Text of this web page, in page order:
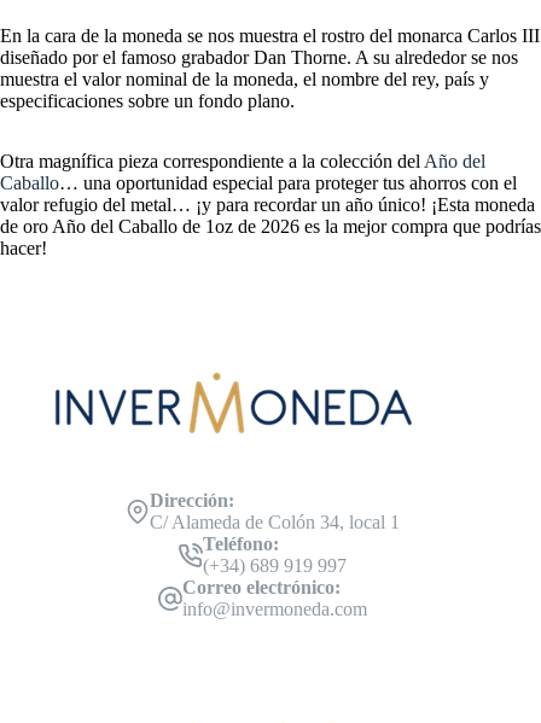
En la cara de la moneda se nos muestra el rostro del monarca Carlos III
diseñado por el famoso grabador Dan Thorne. A su alrededor se nos
muestra el valor nominal de la moneda, el nombre del rey, país y
especificaciones sobre un fondo plano.
Otra magnífica pieza correspondiente a la colección delAño del
Caballo… una oportunidad especial para proteger tus ahorros con el
valor refugio del metal… ¡y para recordar un año único! ¡Esta moneda
de oro Año del Caballo de 1oz de 2026 es la mejor compra que podrías
hacer!
Dirección:
C/ Alameda de Colón 34, local 1
Teléfono:
(+34) 689 919 997
Correo electrónico:
info@invermoneda.com